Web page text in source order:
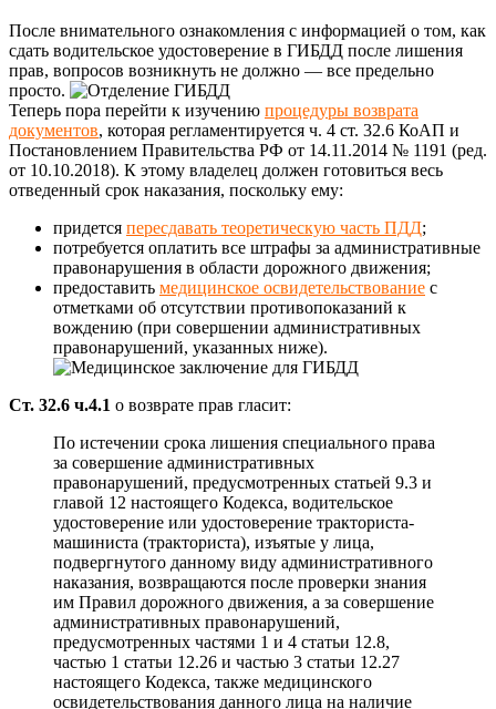
После внимательного ознакомления с информацией о том, как
сдать водительское удостоверение в ГИБДД после лишения
прав, вопросов возникнуть не должно — все предельно
просто.
Теперь пора перейти к изучению процедуры возврата
документов, которая регламентируется ч. 4 ст. 32.6 КоАП и
Постановлением Правительства РФ от 14.11.2014 № 1191 (ред.
от 10.10.2018). К этому владелец должен готовиться весь
отведенный срок наказания, поскольку ему:
придется пересдавать теоретическую часть ПДД;
потребуется оплатить все штрафы за административные
правонарушения в области дорожного движения;
предоставить медицинское освидетельствование с
отметками об отсутствии противопоказаний к
вождению (при совершении административных
правонарушений, указанных ниже).
Ст. 32.6 ч.4.1 о возврате прав гласит:
По истечении срока лишения специального права
за совершение административных
правонарушений, предусмотренных статьей 9.3 и
главой 12 настоящего Кодекса, водительское
удостоверение или удостоверение тракториста-
машиниста (тракториста), изъятые у лица,
подвергнутого данному виду административного
наказания, возвращаются после проверки знания
им Правил дорожного движения, а за совершение
административных правонарушений,
предусмотренных частями 1 и 4 статьи 12.8,
частью 1 статьи 12.26 и частью 3 статьи 12.27
настоящего Кодекса, также медицинского
освидетельствования данного лица на наличие